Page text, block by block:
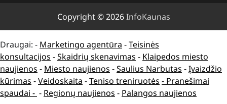
Copyright © 2026InfoKaunas
Draugai: - Marketingo agentūra -Teisinės
konsultacijos -Skaidrių skenavimas - Klaipedos miesto
naujienos - Miesto naujienos -Saulius Narbutas -Įvaizdžio
kūrimas -Veidoskaita -Teniso treniruotės - Pranešimai
spaudai - - Regionų naujienos - Palangos naujienos